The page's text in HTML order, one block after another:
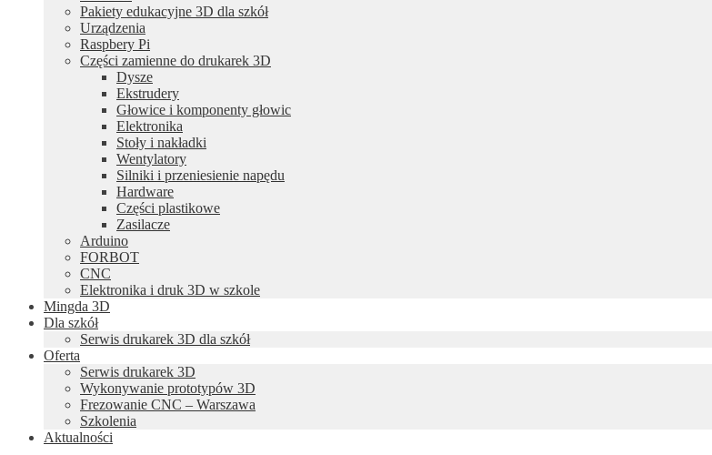
Pakiety edukacyjne 3D dla szkół
Urządzenia
Raspbery Pi
Części zamienne do drukarek 3D
Dysze
Ekstrudery
Głowice i komponenty głowic
Elektronika
Stoły i nakładki
Wentylatory
Silniki i przeniesienie napędu
Hardware
Części plastikowe
Zasilacze
Arduino
FORBOT
CNC
Elektronika i druk 3D w szkole
Mingda 3D
Dla szkół
Serwis drukarek 3D dla szkół
Oferta
Serwis drukarek 3D
Wykonywanie prototypów 3D
Frezowanie CNC – Warszawa
Szkolenia
Aktualności